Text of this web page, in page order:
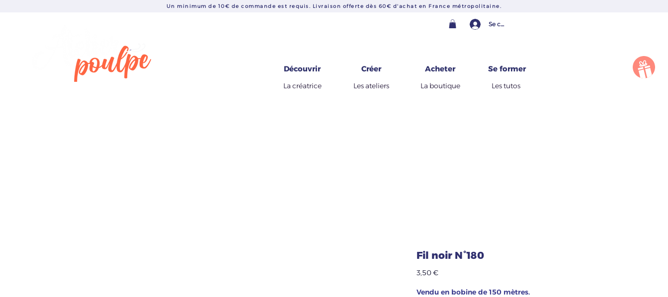
Se connecter
Découvrir Créer Acheter Se former
La créatrice Les ateliers La boutique Les tutos
Un minimum de 10€ de commande est requis. Livraison offerte dès 60€ d'achat en France métropolitaine.
Fil noir N°180
3,50 €Prix
Vendu en bobine de 150 mètres.